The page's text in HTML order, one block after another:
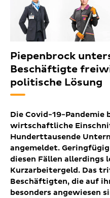
Piepenbrock
Beschäftigte
politische Lösung
Die Covid-19-
wirtschaftliche
Hunderttausende
angemeldet.
diesen Fällen allerdings
Kurzarbeitergeld. Das
Beschäftigten, die auf
besonders angewiesen